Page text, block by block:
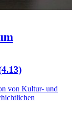
von Kultur- und